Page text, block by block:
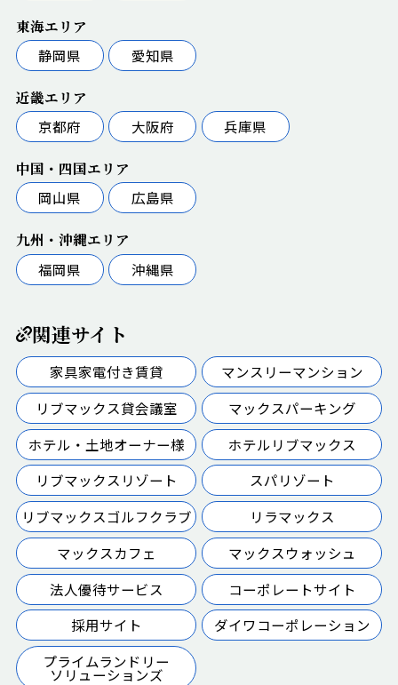
東海エリア
静岡県
愛知県
近畿エリア
京都府
大阪府 兵庫県
中国・四国エリア
岡山県
広島県
九州・沖縄エリア
福岡県
沖縄県
関連サイト
家具家電付き賃貸
マンスリーマンション
リブマックス貸会議室
マックスパーキング
ホテル・土地オーナー様
ホテルリブマックス
リブマックスリゾート
スパリゾート
リブマックスゴルフクラブ
リラマックス
マックスカフェ
マックスウォッシュ
法人優待サービス
コーポレートサイト
採用サイト
ダイワコーポレーション
プライムランドリー
ソリューションズ